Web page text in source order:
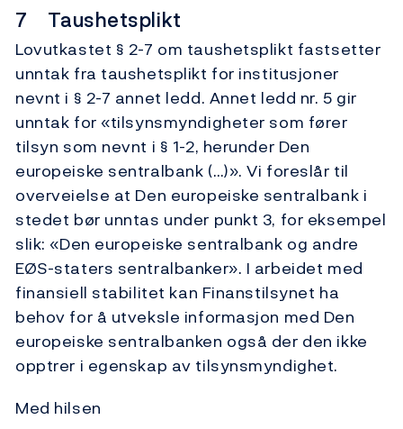
7 Taushetsplikt
Lovutkastet § 2-7 om taushetsplikt fastsetter
unntak fra taushetsplikt for institusjoner
nevnt i § 2-7 annet ledd. Annet ledd nr. 5 gir
unntak for «tilsynsmyndigheter som fører
tilsyn som nevnt i § 1-2, herunder Den
europeiske sentralbank (…)». Vi foreslår til
overveielse at Den europeiske sentralbank i
stedet bør unntas under punkt 3, for eksempel
slik: «Den europeiske sentralbank og andre
EØS-staters sentralbanker». I arbeidet med
finansiell stabilitet kan Finanstilsynet ha
behov for å utveksle informasjon med Den
europeiske sentralbanken også der den ikke
opptrer i egenskap av tilsynsmyndighet.
Med hilsen